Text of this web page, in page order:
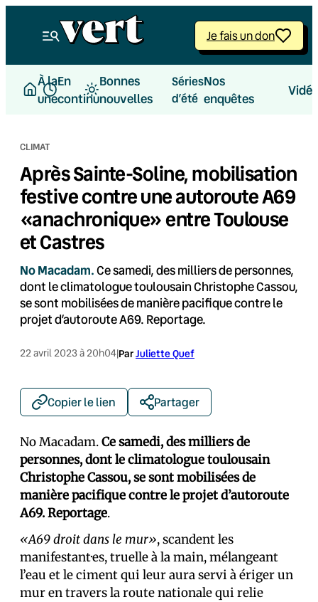
Je fais un don
À la
une
En
continu
Bonnes
nouvelles
Séries
d’été
Nos
enquêtes
CLIMAT
Après Sainte-Soline, mobilisation
festive contre une autoroute A69
«anachronique» entre Toulouse
et Castres
No Macadam.Ce samedi, des milliers de personnes,
dont le climatologue toulousain Christophe Cassou,
se sont mobilisées de manière pacifique contre le
projet d’autoroute A69. Reportage.
22 avril 2023 à 20h04|ParJuliette Quef
Copier le lien Partager
No Macadam.Ce samedi, des milliers de
personnes, dont le climatologue toulousain
Christophe Cassou, se sont mobilisées de
manière pacifique contre le projet d’autoroute
A69. Reportage.
«A69 droit dans le mur», scandent les
manifestant·es, truelle à la main, mélangeant
l’eau et le ciment qui leur aura servi à ériger un
mur en travers la route nationale qui relie